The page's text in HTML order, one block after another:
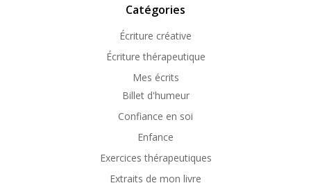
Catégories
Écriture créative
Écriture thérapeutique
Mes écrits
Billet d'humeur
Confiance en soi
Enfance
Exercices thérapeutiques
Extraits de mon livre